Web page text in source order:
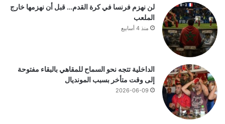
لن نهزم فرنسا في كرة القدم… قبل أن نهزمها خارج
الملعب
منذ 4 أسابيع
الداخلية تتجه نحو السماح للمقاهي بالبقاء مفتوحة
إلى وقت متأخر بسبب المونديال
2026-06-09